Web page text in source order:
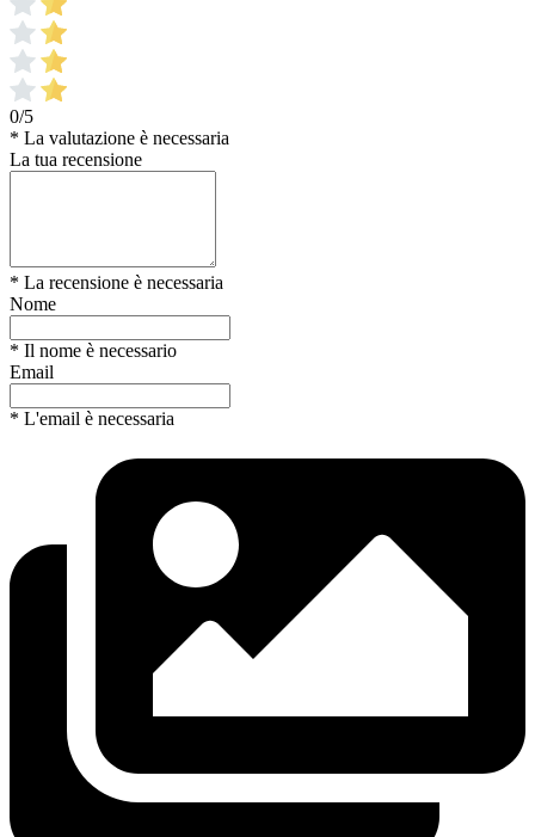
0/5
* La valutazione è necessaria
La tua recensione
* La recensione è necessaria
Nome
* Il nome è necessario
Email
* L'email è necessaria